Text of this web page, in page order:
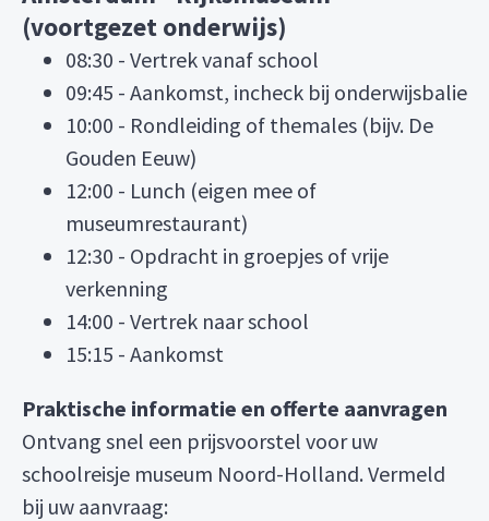
(voortgezet onderwijs)
08:30 - Vertrek vanaf school
09:45 - Aankomst, incheck bij onderwijsbalie
10:00 - Rondleiding of themales (bijv. De
Gouden Eeuw)
12:00 - Lunch (eigen mee of
museumrestaurant)
12:30 - Opdracht in groepjes of vrije
verkenning
14:00 - Vertrek naar school
15:15 - Aankomst
Praktische informatie en offerte aanvragen
Ontvang snel een prijsvoorstel voor uw
schoolreisje museum Noord-Holland. Vermeld
bij uw aanvraag: